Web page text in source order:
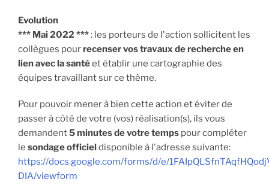
Evolution
*** Mai 2022 ***: les porteurs de l'action sollicitent les
collègues pourrecenser vos travaux de recherche en
lien avec la santéet établir une cartographie des
équipes travaillant sur ce thème.
Pour pouvoir mener à bien cette action et éviter de
passer à côté de votre (vos) réalisation(s), ils vous
demandent5 minutes de votre temps pour compléter
le sondage officieldisponible à l'adresse suivante:
https://docs.google.com/forms/d/e/
DIA/viewform